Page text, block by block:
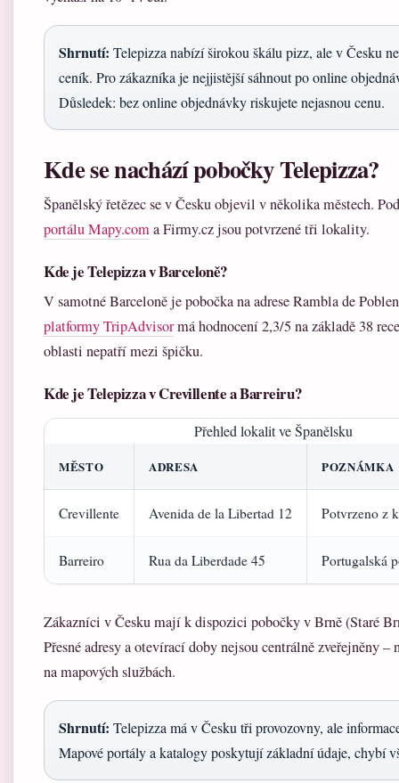
Shrnutí: Telepizza nabízí širokou škálu pizz, ale v Česku
ceník. Pro zákazníka je nejjistější sáhnout po online
Důsledek: bez online objednávky riskujete nejasnou cenu.
Kde se nachází pobočky Telepizza?
Španělský řetězec se v Česku objevil v několika městech.
portálu Mapy.coma Firmy.cz jsou potvrzené tři lokality.
Kde je Telepizza v Barceloně?
V samotné Barceloně je pobočka na adrese Rambla de
platformy TripAdvisormá hodnocení 2,3/5 na základě 38
oblasti nepatří mezi špičku.
Kde je Telepizza v Crevillente a Barreiru?
Přehled lokalit ve Španělsku
MĚSTO ADRESA POZNÁMKA
Crevillente Avenida de la Libertad 12 Potvrzeno z
Barreiro Rua da Liberdade 45 Portugalská
Zákazníci v Česku mají k dispozici pobočky v Brně (Staré
Přesné adresy a otevírací doby nejsou centrálně zveřejněny
na mapových službách.
Shrnutí: Telepizza má v Česku tři provozovny, ale
Mapové portály a katalogy poskytují základní údaje, chybí